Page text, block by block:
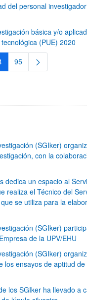
del personal
básica y/o
(PUE) 2020
Use TAB para
Página
95
(SGIker)
con la
dedica un espacio al
realiza el Técnico del
se utiliza para la
(SGIker)
de la UPV/EHU
(SGIker)
los ensayos de aptitud de
los SGIker ha llevado a